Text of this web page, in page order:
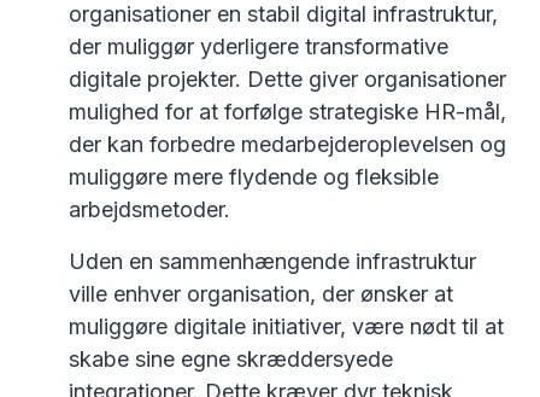
organisationer en stabil digital infrastruktur,
der muliggør yderligere transformative
digitale projekter. Dette giver organisationer
mulighed for at forfølge strategiske HR-mål,
der kan forbedre medarbejderoplevelsen og
muliggøre mere flydende og fleksible
arbejdsmetoder.
Uden en sammenhængende infrastruktur
ville enhver organisation, der ønsker at
muliggøre digitale initiativer, være nødt til at
skabe sine egne skræddersyede
integrationer. Dette kræver dyr teknisk